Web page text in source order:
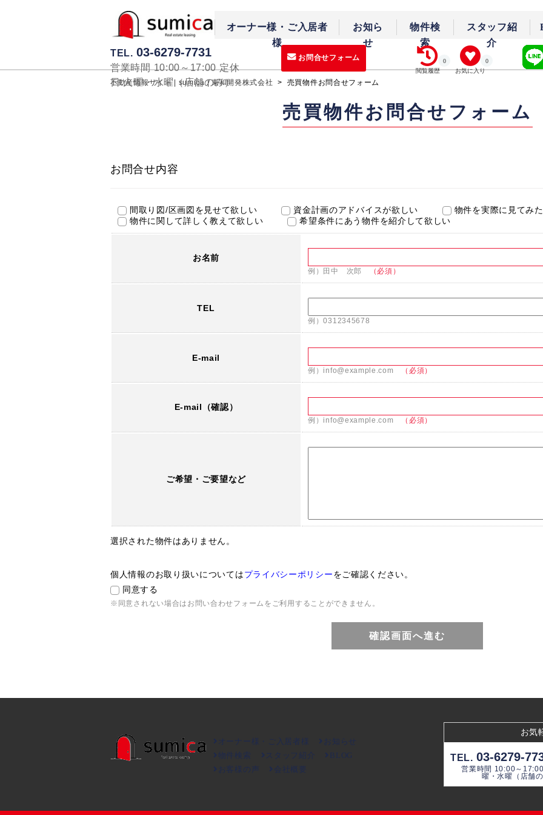
オーナー様・ご入居者
様
お知ら
せ
物件検
索
スタッフ紹
介
TEL. 03-6279-7731
営業時間 10:00～17:00 定休
日:火曜・水曜（店舗のみ）
お問合せフォーム
お気に入り
0
閲覧履歴
0
不動産情報サイト | sumica | 東和開発株式会社 > 売買物件お問合せフォーム
売買物件お問合せフォーム
お問合せ内容
間取り図/区画図を見せて欲しい 資金計画のアドバイスが欲しい
物件を実際に見てみ
物件に関して詳しく教えて欲しい
希望条件にあう物件を紹介して欲しい
お名前
例）田中 次郎 （必須）
TEL
例）0312345678
E-mail
例）info@example.com （必須）
E-mail（確認）
例）info@example.com （必須）
ご希望・ご要望など
選択された物件はありません。
個人情報のお取り扱いについてはプライバシーポリシーをご確認ください。
同意する
※同意されない場合はお問い合わせフォームをご利用することができません。
オーナー様・ご入居者様
お知らせ
物件検索
スタッフ紹介
BLOG
お客様の声
会社概要
お気
TEL. 03-6279-
営業時間 10:00～
曜・水曜（店舗の